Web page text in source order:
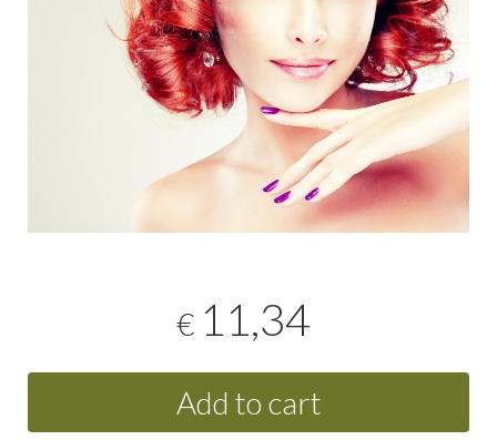
€ 11,34
Add to cart